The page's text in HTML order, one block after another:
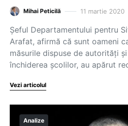
Mihai Peticilă 11 martie 2020
Șeful Departamentului pentru
Arafat, afirmă că sunt oameni
măsurile dispuse de autorităţi
închiderea şcolilor, au apărut
Vezi articolul
Analize